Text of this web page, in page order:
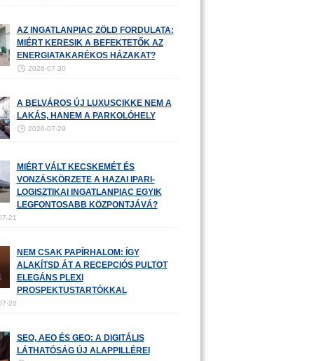
AZ INGATLANPIAC ZÖLD FORDULATA:
MIÉRT KERESIK A BEFEKTETŐK AZ
ENERGIATAKARÉKOS HÁZAKAT?
2026-07-30
A BELVÁROS ÚJ LUXUSCIKKE NEM A
LAKÁS, HANEM A PARKOLÓHELY
2026-07-29
MIÉRT VÁLT KECSKEMÉT ÉS
VONZÁSKÖRZETE A HAZAI IPARI-
LOGISZTIKAI INGATLANPIAC EGYIK
LEGFONTOSABB KÖZPONTJÁVÁ?
21
NEM CSAK PAPÍRHALOM: ÍGY
ALAKÍTSD ÁT A RECEPCIÓS PULTOT
ELEGÁNS PLEXI
PROSPEKTUSTARTÓKKAL
20
SEO, AEO ÉS GEO: A DIGITÁLIS
LÁTHATÓSÁG ÚJ ALAPPILLÉREI